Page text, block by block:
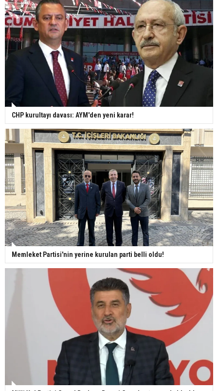
CHP kurultayı davası: AYM'den yeni karar!
Memleket Partisi'nin yerine kurulan parti belli oldu!